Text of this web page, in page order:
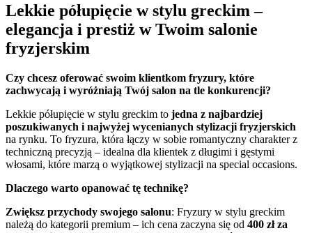
Lekkie półupięcie w stylu greckim –
elegancja i prestiż w Twoim salonie
fryzjerskim
Czy chcesz oferować swoim klientkom fryzury, które
zachwycają i wyróżniają Twój salon na tle konkurencji?
Lekkie półupięcie w stylu greckim to jedna z najbardziej
poszukiwanych i najwyżej wycenianych stylizacji fryzjerskich
na rynku. To fryzura, która łączy w sobie romantyczny charakter z
techniczną precyzją – idealna dla klientek z długimi i gęstymi
włosami, które marzą o wyjątkowej stylizacji na special occasions.
Dlaczego warto opanować tę technikę?
Zwiększ przychody swojego salonu: Fryzury w stylu greckim
należą do kategorii premium – ich cena zaczyna się od 400 zł za